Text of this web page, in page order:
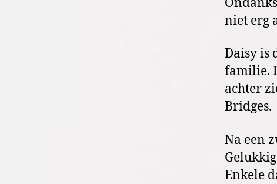
niet erg
Daisy is
familie.
achter
Bridges.
Na een
Enkele